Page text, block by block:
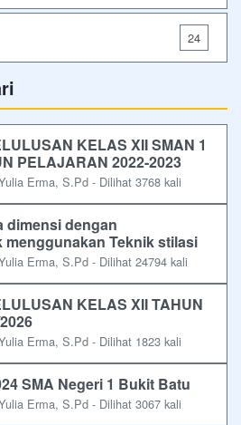
24
KELAS XII SMAN 1
PELAJARAN 2022-2023
Erma, S.Pd - Dilihat 3768 kali
dimensi dengan
Teknik stilasi
Erma, S.Pd - Dilihat 24794 kali
KELAS XII TAHUN
Erma, S.Pd - Dilihat 1823 kali
SMA Negeri 1 Bukit Batu
Erma, S.Pd - Dilihat 3067 kali